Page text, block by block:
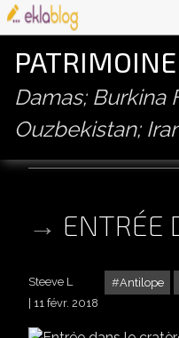
Damas; Burkina
Ouzbekistan;
ENTRÉE
Antilope
Steeve L
11 févr. 2018